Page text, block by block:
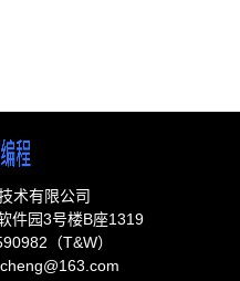
术有限公司
件园3号楼B座1319
（T&W）